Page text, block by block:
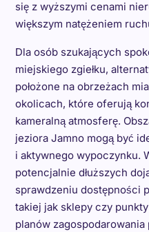
się z wyższymi cenami
większym natężeniem
Dla osób szukających
miejskiego zgiełku,
położone na obrzeżach
okolicach, które oferują
kameralną atmosferę.
jeziora Jamno mogą być
i aktywnego wypoczynku.
potencjalnie dłuższych
sprawdzeniu dostępności
takiej jak sklepy czy
planów